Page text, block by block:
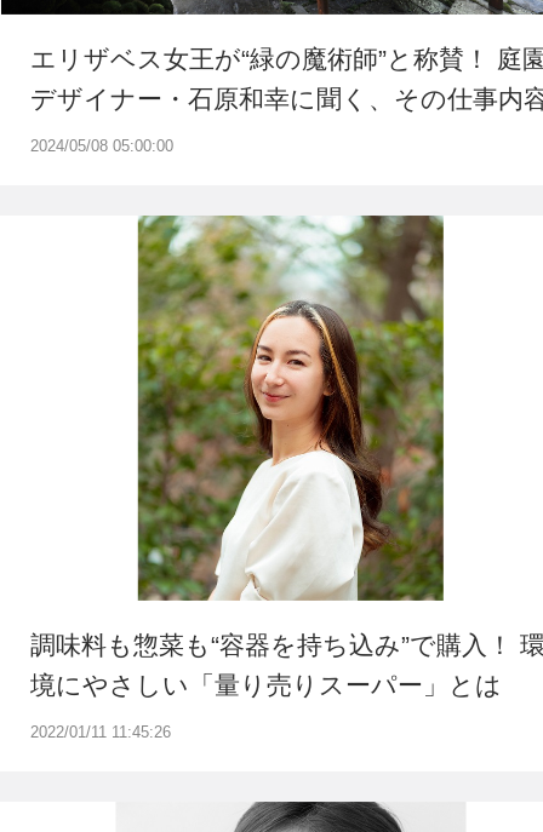
2024/05/08 05:00:00
エリザベス女王が“緑の魔術師”と称賛！ 庭
デザイナー・石原和幸に聞く、その仕事内
2022/01/11 11:45:26
調味料も惣菜も“容器を持ち込み”で購入！
境にやさしい「量り売りスーパー」とは